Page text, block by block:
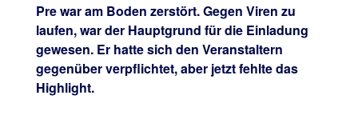
Pre war am Boden zerstört. Gegen Viren zu
laufen, war der Hauptgrund für die Einladung
gewesen. Er hatte sich den Veranstaltern
gegenüber verpflichtet, aber jetzt fehlte das
Highlight.